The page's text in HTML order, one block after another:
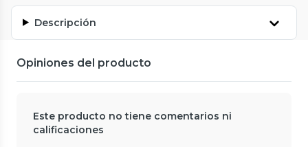
Descripción
Opiniones del producto
Este producto no tiene comentarios ni
calificaciones